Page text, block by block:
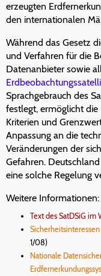
erzeugten
den internationalen
Während das Gesetz
und Verfahren für die
Datenanbieter sowie
Sprachgebrauch des
festlegt, ermöglicht die
Kriterien und
Anpassung an die
Veränderungen der
Gefahren.
eine solche Regelung
Weitere Informationen:
Text des SatDSiG im
1/08)
Nationale